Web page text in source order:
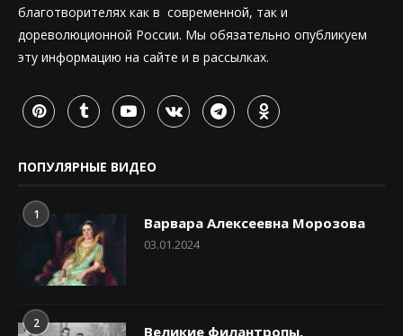
благотворителях как в современной, так и
дореволюционной России. Мы обязательно опубликуем
эту информацию на сайте и в рассылках.
ПОПУЛЯРНЫЕ ВИДЕО
1 Варвара Алексеевна Морозова
03.01.2024
2 Великие филантропы,